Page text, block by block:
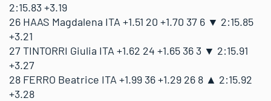
2:15.83 +3.19
26 HAAS Magdalena ITA +1.51 20 +1.70 37 6 ▼ 2:15.85
+3.21
27 TINTORRI Giulia ITA +1.62 24 +1.65 36 3 ▼ 2:15.91
+3.27
28 FERRO Beatrice ITA +1.99 36 +1.29 26 8 ▲ 2:15.92
+3.28